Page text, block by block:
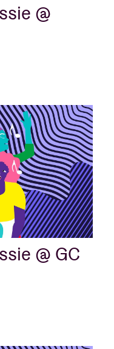
@
@ GC